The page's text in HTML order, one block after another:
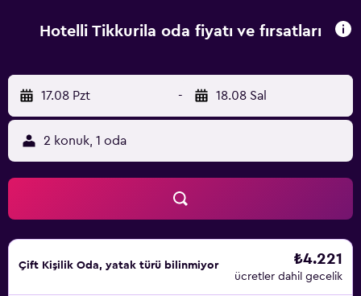
Hotelli Tikkurila oda fiyatı ve fırsatları
17.08 Pzt - 18.08 Sal
2 konuk, 1 oda
Çift ​Kişilik Oda, yatak türü bilinmiyor ₺4.221
ücretler dahil gecelik